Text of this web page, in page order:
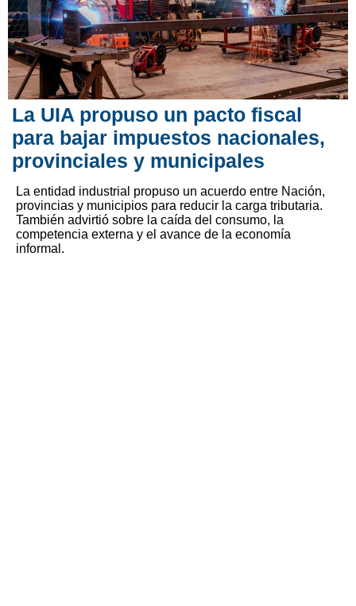
La UIA propuso un pacto fiscal
para bajar impuestos nacionales,
provinciales y municipales
La entidad industrial propuso un acuerdo entre Nación,
provincias y municipios para reducir la carga tributaria.
También advirtió sobre la caída del consumo, la
competencia externa y el avance de la economía
informal.